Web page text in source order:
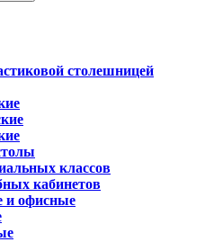
классов
кабинетов
и офисные